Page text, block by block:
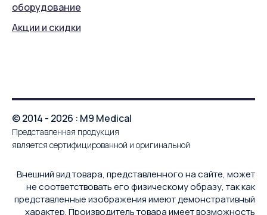
оборудование
Акции и скидки
© 2014 - 2026 : M9 Medical
Представленная продукция
является сертифицированной и оригинальной
Внешний вид товара, представленного на сайте, может
не соответствовать его физическому образу, так как
представленные изображения имеют демонстративный
характер. Производитель товара имеет возможность